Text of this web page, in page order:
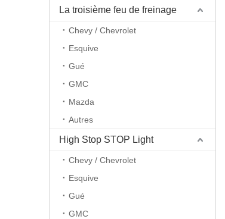
La troisième feu de freinage
Chevy / Chevrolet
Esquive
Gué
GMC
Mazda
Autres
High Stop STOP Light
Chevy / Chevrolet
Esquive
Gué
GMC